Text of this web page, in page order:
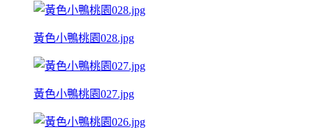
黃色小鴨桃園028.jpg
黃色小鴨桃園027.jpg